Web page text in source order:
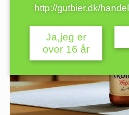
http://gutbier.dk/
Ja,jeg er
over 16 år